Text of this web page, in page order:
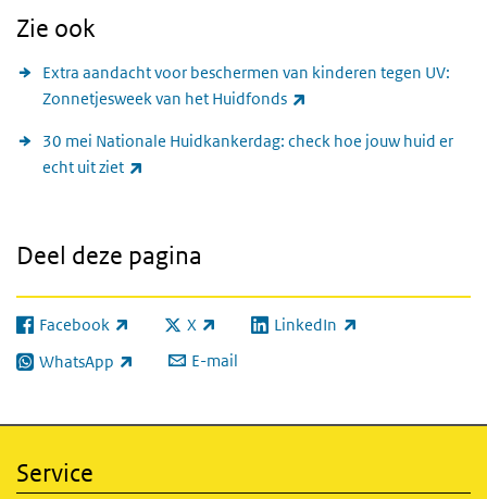
Zie ook
Extra aandacht voor beschermen van kinderen tegen UV:
Zonnetjesweek van het Huidfonds
30 mei Nationale Huidkankerdag: check hoe jouw huid er
echt uit ziet
Deel deze pagina
Facebook
(externe link) X
(externe link) LinkedIn
(externe link)
WhatsApp
(externe link) E-mail
Service